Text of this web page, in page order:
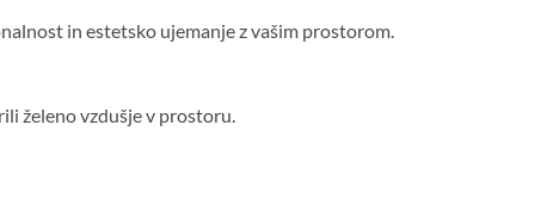
in estetsko ujemanje z vašim prostorom.
želeno vzdušje v prostoru.